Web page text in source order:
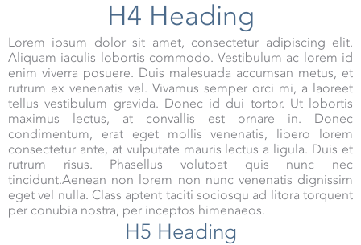
H4 Heading
Lorem ipsum dolor sit amet, consectetur adipiscing elit.
Aliquam iaculis lobortis commodo. Vestibulum ac lorem id
enim viverra posuere. Duis malesuada accumsan metus, et
rutrum ex venenatis vel. Vivamus semper orci mi, a laoreet
tellus vestibulum gravida. Donec id dui tortor. Ut lobortis
maximus lectus, at convallis est ornare in. Donec
condimentum, erat eget mollis venenatis, libero lorem
consectetur ante, at vulputate mauris lectus a ligula. Duis et
rutrum risus. Phasellus volutpat quis nunc nec
tincidunt.Aenean non lorem non nunc venenatis dignissim
eget vel nulla. Class aptent taciti sociosqu ad litora torquent
per conubia nostra, per inceptos himenaeos.
H5 Heading